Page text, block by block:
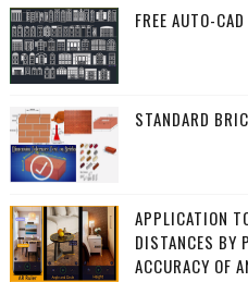
FREE AUTO-
STANDARD
APPLICATION
DISTANCES BY
ACCURACY OF